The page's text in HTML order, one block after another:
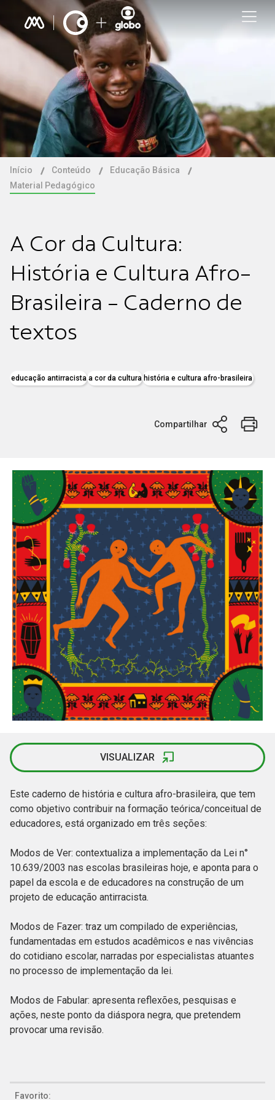
Início Conteúdo
Educação Básica
Material Pedagógico
A Cor da Cultura:
História e Cultura Afro-
Brasileira - Caderno de
textos
educação antirracista a cor da cultura história e cultura afro-brasileira
Compartilhar
VISUALIZAR
Este caderno de história e cultura afro-brasileira, que tem
como objetivo contribuir na formação teórica/conceitual de
educadores, está organizado em três seções:
Modos de Ver: contextualiza a implementação da Lei n°
10.639/2003 nas escolas brasileiras hoje, e aponta para o
papel da escola e de educadores na construção de um
projeto de educação antirracista.
Modos de Fazer: traz um compilado de experiências,
fundamentadas em estudos acadêmicos e nas vivências
do cotidiano escolar, narradas por especialistas atuantes
no processo de implementação da lei.
Modos de Fabular: apresenta reflexões, pesquisas e
ações, neste ponto da diáspora negra, que pretendem
provocar uma revisão.
Favorito: